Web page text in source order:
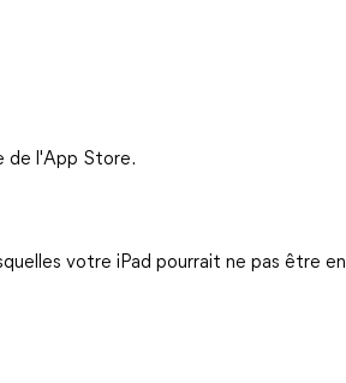
de l'App Store.
votre iPad pourrait ne pas être en